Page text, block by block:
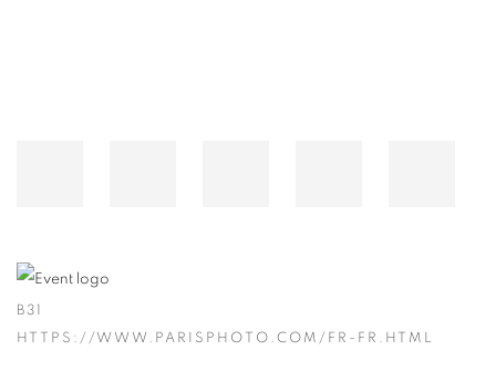
B31
HTTPS://WWW.PARISPHOTO.COM/FR-FR.HTML